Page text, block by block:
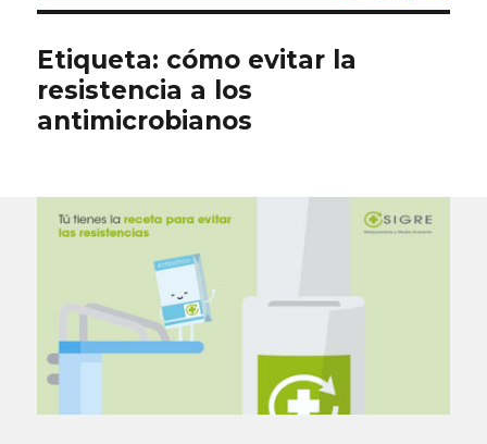
Etiqueta: cómo evitar la
resistencia a los
antimicrobianos